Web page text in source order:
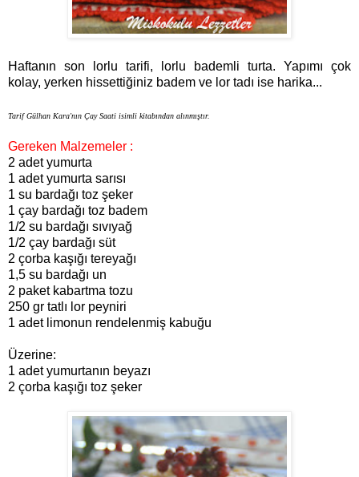
Haftanın son lorlu tarifi, lorlu bademli turta. Yapımı çok
kolay, yerken hissettiğiniz badem ve lor tadı ise harika...
Tarif Gülhan Kara'nın Çay Saati isimli kitabından alınmıştır.
Gereken Malzemeler :
2 adet yumurta
1 adet yumurta sarısı
1 su bardağı toz şeker
1 çay bardağı toz badem
1/2 su bardağı sıvıyağ
1/2 çay bardağı süt
2 çorba kaşığı tereyağı
1,5 su bardağı un
2 paket kabartma tozu
250 gr tatlı lor peyniri
1 adet limonun rendelenmiş kabuğu
Üzerine:
1 adet yumurtanın beyazı
2 çorba kaşığı toz şeker